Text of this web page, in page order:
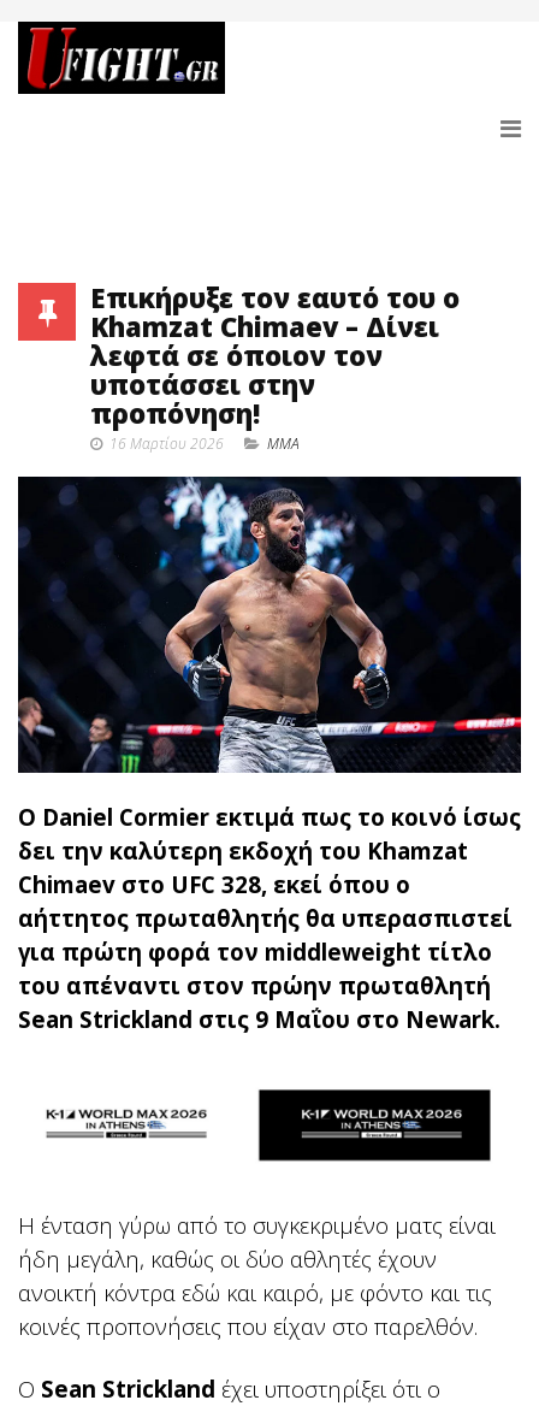
Επικήρυξε τον εαυτό του ο
Khamzat Chimaev – Δίνει
λεφτά σε όποιον τον
υποτάσσει στην
προπόνηση!
16 Μαρτίου 2026 MMA
Ο Daniel Cormier εκτιμά πως το κοινό ίσως
δει την καλύτερη εκδοχή του Khamzat
Chimaev στο UFC 328, εκεί όπου ο
αήττητος πρωταθλητής θα υπερασπιστεί
για πρώτη φορά τον middleweight τίτλο
του απέναντι στον πρώην πρωταθλητή
Sean Strickland στις 9 Μαΐου στο Newark.
Η ένταση γύρω από το συγκεκριμένο ματς είναι
ήδη μεγάλη, καθώς οι δύο αθλητές έχουν
ανοικτή κόντρα εδώ και καιρό, με φόντο και τις
κοινές προπονήσεις που είχαν στο παρελθόν.
Ο Sean Strickland έχει υποστηρίξει ότι ο